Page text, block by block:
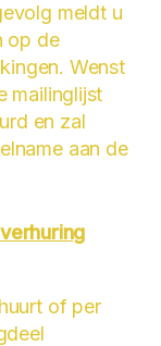
meldt u
op de
Wenst
mailinglijst
en zal
aan de
of per